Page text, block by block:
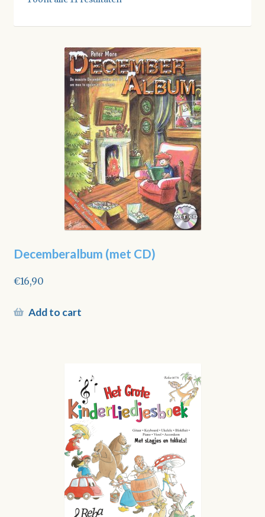
Decemberalbum (met CD)
€16,90
Add to cart